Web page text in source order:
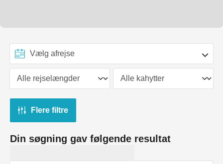
Flere filtre
Din søgning gav følgende resultat